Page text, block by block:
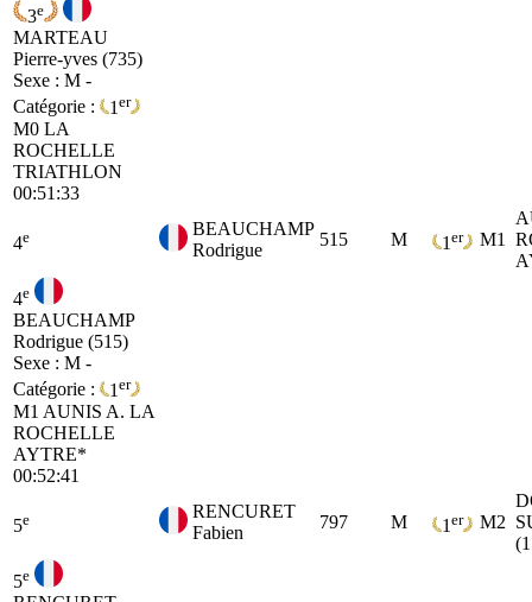
3e
MARTEAU
Pierre-yves (735)
Sexe : M -
Catégorie :
1 er
M0 LA
ROCHELLE
TRIATHLON
00:51:33
4e
BEAUCHAMP
Rodrigue
515 M 1 er M1
4e
BEAUCHAMP
Rodrigue (515)
Sexe : M -
Catégorie :
1 er
M1 AUNIS A. LA
ROCHELLE
AYTRE*
00:52:41
5e
RENCURET
Fabien
797 M 1 er M2
5e